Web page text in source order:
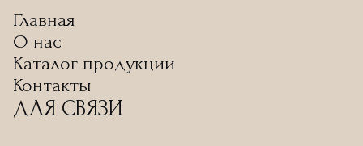
Главная
О нас
Каталог продукции
Контакты
ДЛЯ СВЯЗИ